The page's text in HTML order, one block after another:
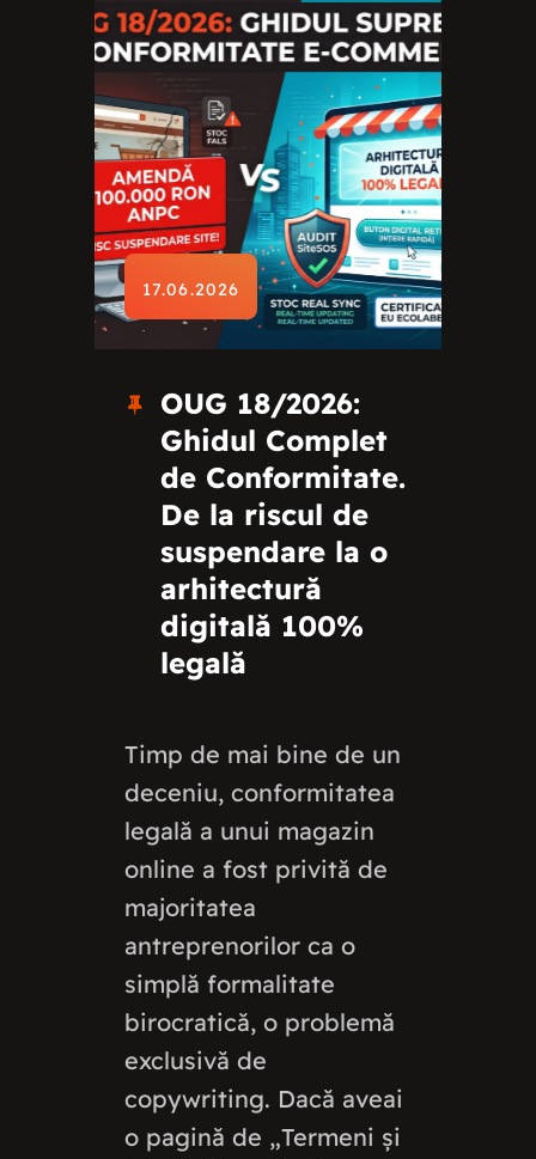
17.06.2026
OUG 18/2026:
Ghidul Complet
de Conformitate.
De la riscul de
suspendare la o
arhitectură
digitală 100%
legală
Timp de mai bine de un
deceniu, conformitatea
legală a unui magazin
online a fost privită de
majoritatea
antreprenorilor ca o
simplă formalitate
birocratică, o problemă
exclusivă de
copywriting. Dacă aveai
o pagină de „Termeni și